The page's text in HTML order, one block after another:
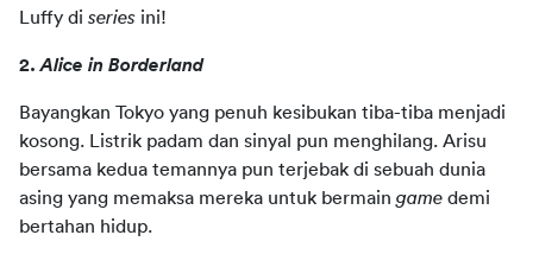
Luffy di series ini!
2. Alice in Borderland
Bayangkan Tokyo yang penuh kesibukan tiba-tiba menjadi
kosong. Listrik padam dan sinyal pun menghilang. Arisu
bersama kedua temannya pun terjebak di sebuah dunia
asing yang memaksa mereka untuk bermain game demi
bertahan hidup.